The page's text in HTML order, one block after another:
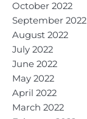
October 2022
September 2022
August 2022
July 2022
June 2022
May 2022
April 2022
March 2022